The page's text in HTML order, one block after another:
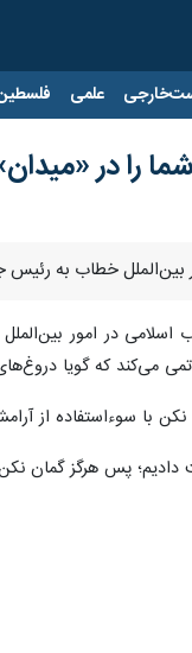
علمی
را در